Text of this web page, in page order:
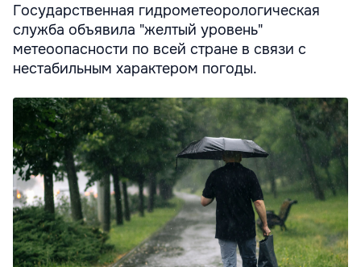
Государственная гидрометеорологическая
служба объявила "желтый уровень"
метеоопасности по всей стране в связи с
нестабильным характером погоды.